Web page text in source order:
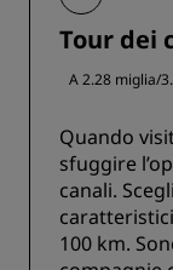
Tour dei
A 2.28 miglia/
Quando
sfuggire
canali.
100 km.